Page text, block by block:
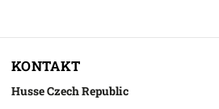
KONTAKT
Husse Czech Republic